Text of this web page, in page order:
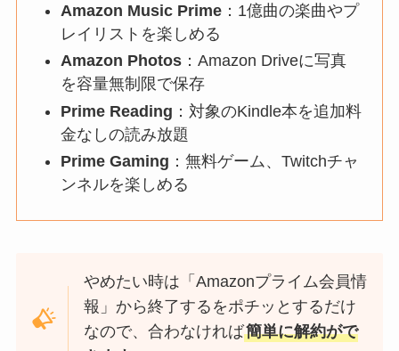
Amazon Music Prime ：1億曲の楽曲やプ
レイリストを楽しめる
Amazon Photos ：Amazon Driveに写真
を容量無制限で保存
Prime Reading ：対象のKindle本を追加料
金なしの読み放題
Prime Gaming ：無料ゲーム、Twitchチャ
ンネルを楽しめる
やめたい時は「Amazonプライム会員情
報」から終了するをポチッとするだけ
なので、合わなければ簡単に解約がで